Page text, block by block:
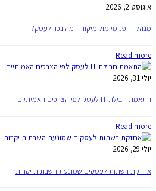
אוגוסט 2, 2026
מנהל IT פנימי מול מיקור – מה נכון לעסק?
Read more
יולי 31, 2026
התאמת חבילת IT לעסק לפי הצרכים האמיתיים
Read more
יולי 29, 2026
אחזקת רשתות לעסקים שמונעת השבתות יקרות